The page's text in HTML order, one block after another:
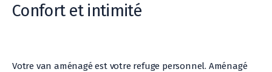
Confort et intimité
Votre van aménagé est votre refuge personnel. Aménagé